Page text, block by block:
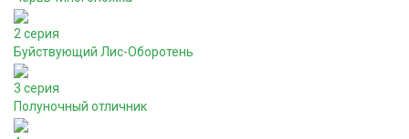
2 серия
Буйствующий Лис-Оборотень
3 серия
Полуночный отличник